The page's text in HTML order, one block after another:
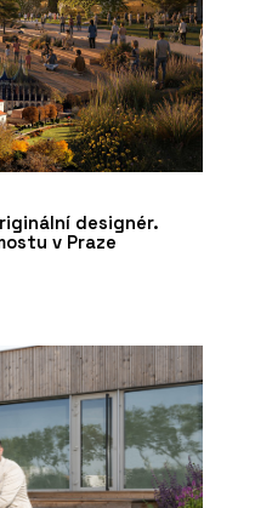
designér.
v Praze